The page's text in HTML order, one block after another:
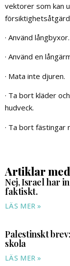
vektorer som kan
· Använd långbyxor.
· Använd en
· Mata inte djuren.
· Ta bort kläder
hudveck.
· Ta bort fästingar
Artiklar
Nej, Israel har
faktiskt.
LÄS MER »
Palestinskt
skola
LÄS MER »